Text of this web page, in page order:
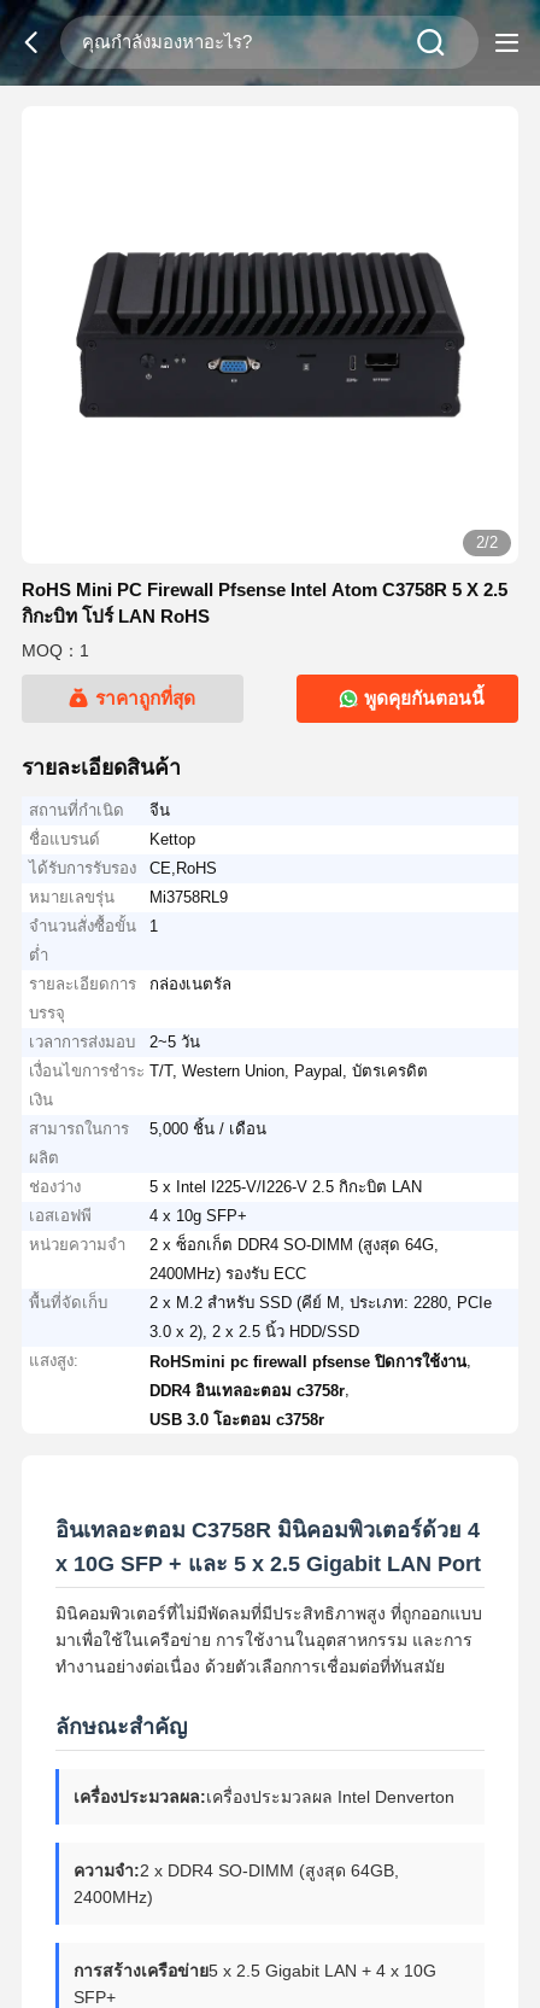
2/2
RoHS Mini PC Firewall Pfsense Intel Atom C3758R 5 X 2.5
กิกะบิท โปร์ LAN RoHS
MOQ：1
ราคาถูกที่สุด พูดคุยกันตอนนี้
รายละเอียดสินค้า
สถานที่กำเนิด
จีน
ชื่อแบรนด์
Kettop
ได้รับการรับรอง
CE,RoHS
หมายเลขรุ่น
Mi3758RL9
จำนวนสั่งซื้อขั้น
ต่ำ
1
รายละเอียดการ
บรรจุ
กล่องเนตรัล
เวลาการส่งมอบ
2~5 วัน
เงื่อนไขการชำระ
เงิน
T/T, Western Union, Paypal, บัตรเครดิต
สามารถในการ
ผลิต
5,000 ชิ้น / เดือน
ช่องว่าง
5 x Intel I225-V/I226-V 2.5 กิกะบิต LAN
เอสเอฟพี
4 x 10g SFP+
หน่วยความจำ
2 x ซ็อกเก็ต DDR4 SO-DIMM (สูงสุด 64G,
2400MHz) รองรับ ECC
พื้นที่จัดเก็บ
2 x M.2 สำหรับ SSD (คีย์ M, ประเภท: 2280, PCIe
3.0 x 2), 2 x 2.5 นิ้ว HDD/SSD
แสงสูง:
RoHSmini pc firewall pfsense ปิดการใช้งาน
DDR4 อินเทลอะตอม c3758r
USB 3.0 โอะตอม c3758r
อินเทลอะตอม C3758R มินิคอมพิวเตอร์ด้วย 4
x 10G SFP + และ 5 x 2.5 Gigabit LAN Port
มินิคอมพิวเตอร์ที่ไม่มีพัดลมที่มีประสิทธิภาพสูง ที่ถูกออกแบบ
มาเพื่อใช้ในเครือข่าย การใช้งานในอุตสาหกรรม และการ
ทํางานอย่างต่อเนื่อง ด้วยตัวเลือกการเชื่อมต่อที่ทันสมัย
ลักษณะสําคัญ
เครื่องประมวลผล:เครื่องประมวลผล Intel Denverton
ความจํา:2 x DDR4 SO-DIMM (สูงสุด 64GB,
2400MHz)
การสร้างเครือข่าย5 x 2.5 Gigabit LAN + 4 x 10G
SFP+